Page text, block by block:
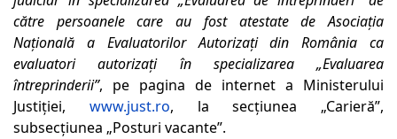
către persoanele care au fost atestate de Asociația
Națională a Evaluatorilor Autorizați din România ca
evaluatori autorizați în specializarea „Evaluarea
întreprinderii”, pe pagina de internet a Ministerului
Justiției, www.just.ro, la secțiunea „Carieră”,
subsecțiunea „Posturi vacante”.